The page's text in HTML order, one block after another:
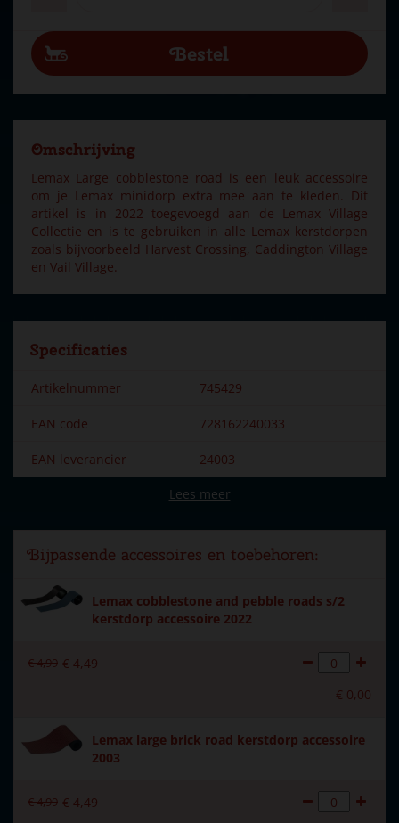
Omschrijving
Lemax Large cobblestone road is een leuk accessoire
om je Lemax minidorp extra mee aan te kleden. Dit
artikel is in 2022 toegevoegd aan de Lemax Village
Collectie en is te gebruiken in alle Lemax kerstdorpen
zoals bijvoorbeeld Harvest Crossing, Caddington Village
en Vail Village.
Specificaties
Artikelnummer 745429
EAN code 728162240033
EAN leverancier 24003
Lemax
Dorpsnaam General
Locatie 109-A
Soort Accessoires
Met verlichting
Met muziek Nee
Lees meer
Bijpassende accessoires en toebehoren:
Lemax cobblestone and pebble roads s/2
kerstdorp accessoire 2022
€4,99 € 4,49
€ 0,00
Lemax large brick road kerstdorp accessoire
2003
€4,99 € 4,49